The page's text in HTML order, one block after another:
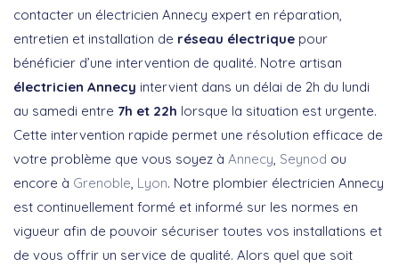
contacter un électricien Annecy expert en réparation,
entretien et installation de réseau électrique pour
bénéficier d’une intervention de qualité. Notre artisan
électricien Annecy intervient dans un délai de 2h du lundi
au samedi entre 7h et 22h lorsque la situation est urgente.
Cette intervention rapide permet une résolution efficace de
votre problème que vous soyez à Annecy Seynod ou
encore à Grenoble Lyon. Notre plombier électricien Annecy
est continuellement formé et informé sur les normes en
vigueur afin de pouvoir sécuriser toutes vos installations et
de vous offrir un service de qualité. Alors quel que soit